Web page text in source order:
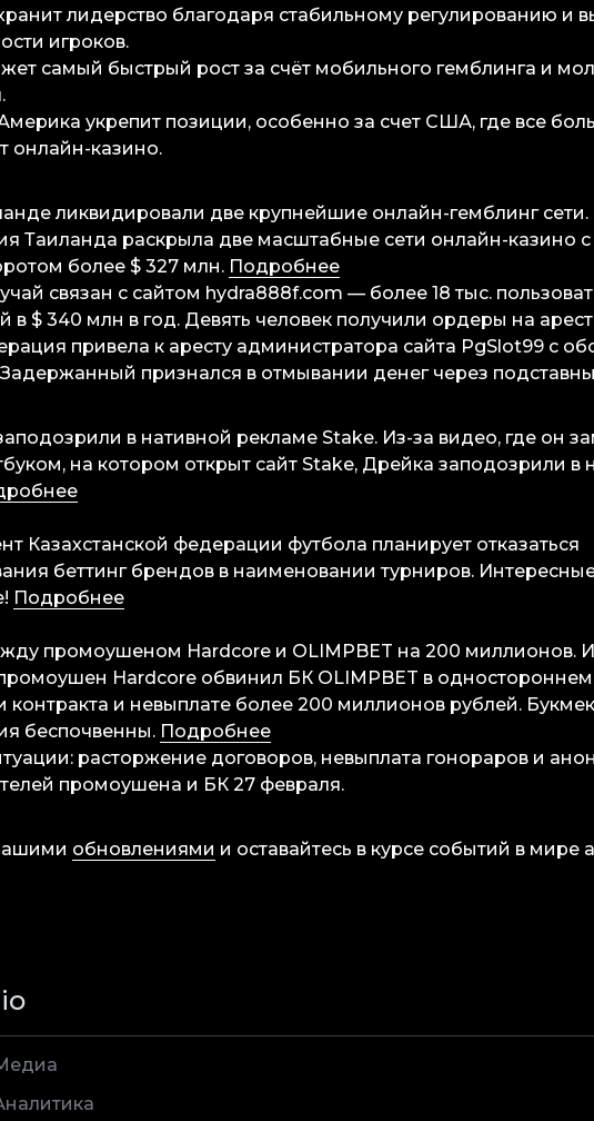
лидерство благодаря стабильному регулированию и
игроков.
самый быстрый рост за счёт мобильного гемблинга и
укрепит позиции, особенно за счет США, где все
онлайн-казино.
ликвидировали две крупнейшие онлайн-гемблинг сети.
Таиланда раскрыла две масштабные сети онлайн-казино
более $ 327 млн. Подробнее
связан с сайтом hydra888f.com — более 18 тыс.
в $ 340 млн в год. Девять человек получили ордеры на
привела к аресту администратора сайта PgSlot99 с
Задержанный признался в отмывании денег через
в нативной рекламе Stake. Из-за видео, где он
на котором открыт сайт Stake, Дрейка заподозрили в
Казахстанской федерации футбола планирует отказаться
беттинг брендов в наименовании турниров.
Подробнее
промоушеном Hardcore и OLIMPBET на 200 миллионов.
Hardcore обвинил БК OLIMPBET в одностороннем
контракта и невыплате более 200 миллионов рублей.
беспочвенны. Подробнее
расторжение договоров, невыплата гонораров и
промоушена и БК 27 февраля.
обновлениями и оставайтесь в курсе событий в мире